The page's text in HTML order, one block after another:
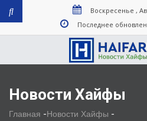
Воскресенье ,
Последнее
Новости Хайфы
Главная -Новости Хайфы -